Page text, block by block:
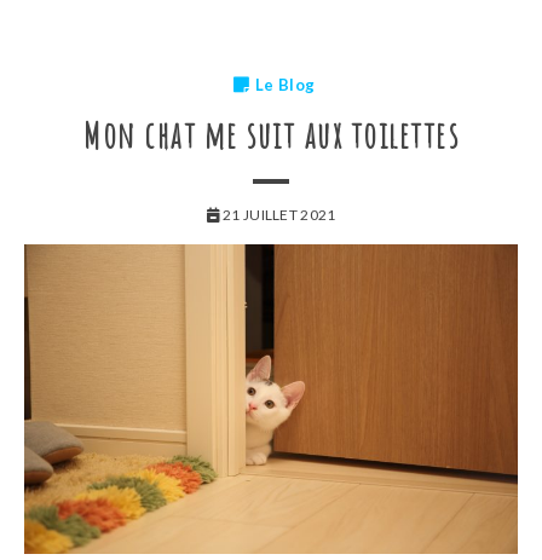
Le Blog
Mon chat me suit aux toilettes
21 JUILLET 2021